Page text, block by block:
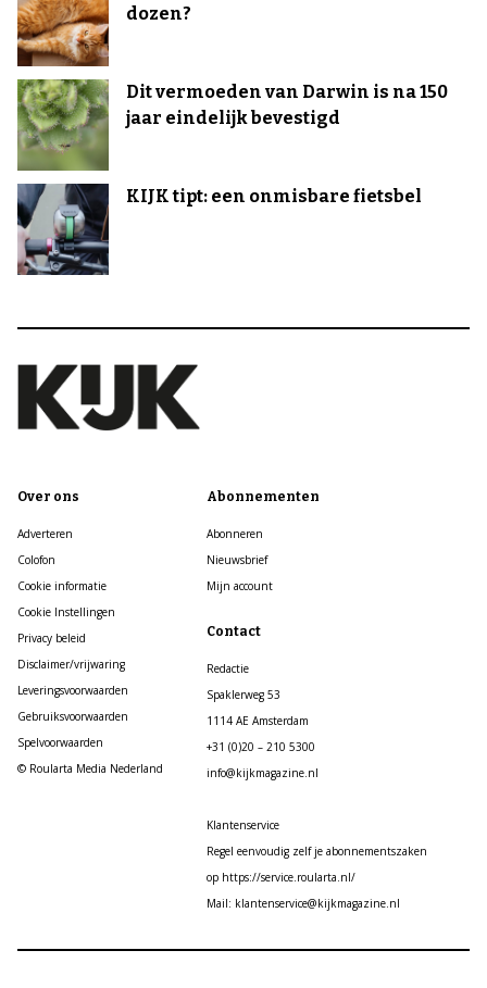
dozen?
Dit vermoeden van Darwin is na 150
jaar eindelijk bevestigd
KIJK tipt: een onmisbare fietsbel
Over ons
Adverteren
Colofon
Cookie informatie
Cookie Instellingen
Privacy beleid
Disclaimer/vrijwaring
Leveringsvoorwaarden
Gebruiksvoorwaarden
Spelvoorwaarden
© Roularta Media Nederland
Abonnementen
Abonneren
Nieuwsbrief
Mijn account
Contact
Redactie
Spaklerweg 53
1114 AE Amsterdam
+31 (0)20 – 210 5300
info@kijkmagazine.nl
Klantenservice
Regel eenvoudig zelf je abonnementszaken
op https://service.roularta.nl/
Mail: klantenservice@kijkmagazine.nl